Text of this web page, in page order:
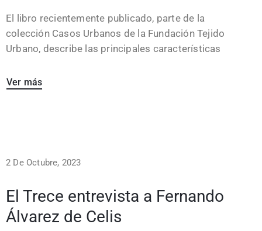
El libro recientemente publicado, parte de la
colección Casos Urbanos de la Fundación Tejido
Urbano, describe las principales características
Ver más
2 De Octubre, 2023
El Trece entrevista a Fernando
Álvarez de Celis